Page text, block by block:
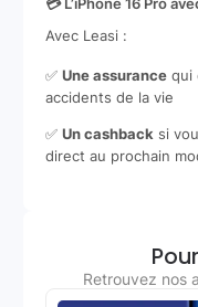
💳 L’iPhone 16 Pro
Avec Leasi :
✅ Une assurancequi
accidents de la vie
✅ Un cashback si
direct au prochain
Retrouvez nos